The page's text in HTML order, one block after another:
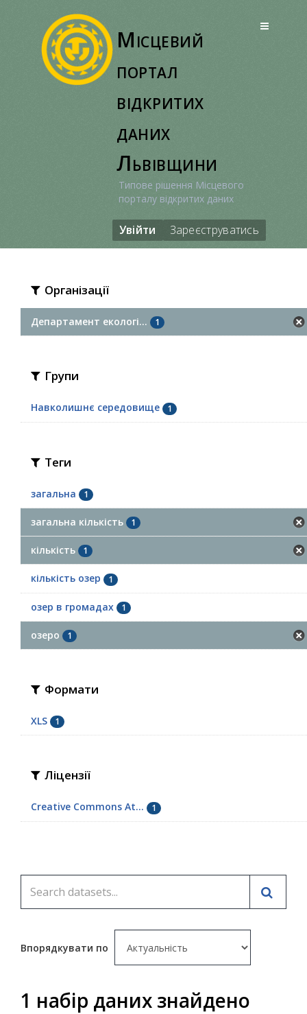
Місцевий
портал
відкритих
даних
Львівщини
Типове рішення Місцевого
порталу відкритих даних
Увійти Зареєструватись
Організації
Департамент екологі... 1
Групи
Навколишнє середовище 1
Теги
загальна 1
загальна кількість 1
кількість 1
кількість озер 1
озер в громадах 1
озеро 1
Формати
XLS 1
Ліцензії
Creative Commons At... 1
Впорядкувати по
1 набір даних знайдено